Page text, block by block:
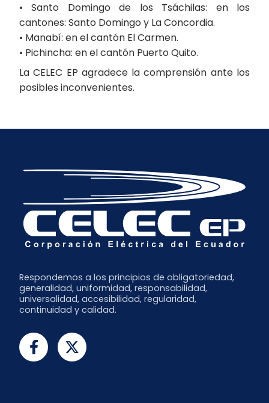
• Santo Domingo de los Tsáchilas: en los
cantones: Santo Domingo y La Concordia.
• Manabí: en el cantón El Carmen.
• Pichincha: en el cantón Puerto Quito.
La CELEC EP agradece la comprensión ante los
posibles inconvenientes.
Respondemos a los principios de obligatoriedad,
generalidad, uniformidad, responsabilidad,
universalidad, accesibilidad, regularidad,
continuidad y calidad.